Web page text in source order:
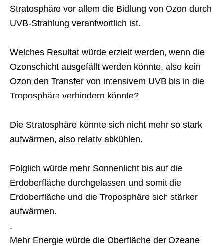
Stratosphäre vor allem die Bidlung von Ozon durch
UVB-Strahlung verantwortlich ist.
Welches Resultat würde erzielt werden, wenn die
Ozonschicht ausgefällt werden könnte, also kein
Ozon den Transfer von intensivem UVB bis in die
Troposphäre verhindern könnte?
Die Stratosphäre könnte sich nicht mehr so stark
aufwärmen, also relativ abkühlen.
Folglich würde mehr Sonnenlicht bis auf die
Erdoberfläche durchgelassen und somit die
Erdoberfläche und die Troposphäre sich stärker
aufwärmen.
.
Mehr Energie würde die Oberfläche der Ozeane